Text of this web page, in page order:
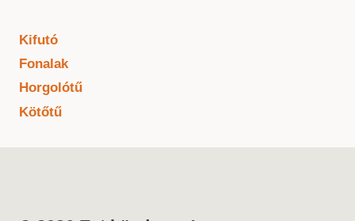
Kifutó
Fonalak
Horgolótű
Kötőtű